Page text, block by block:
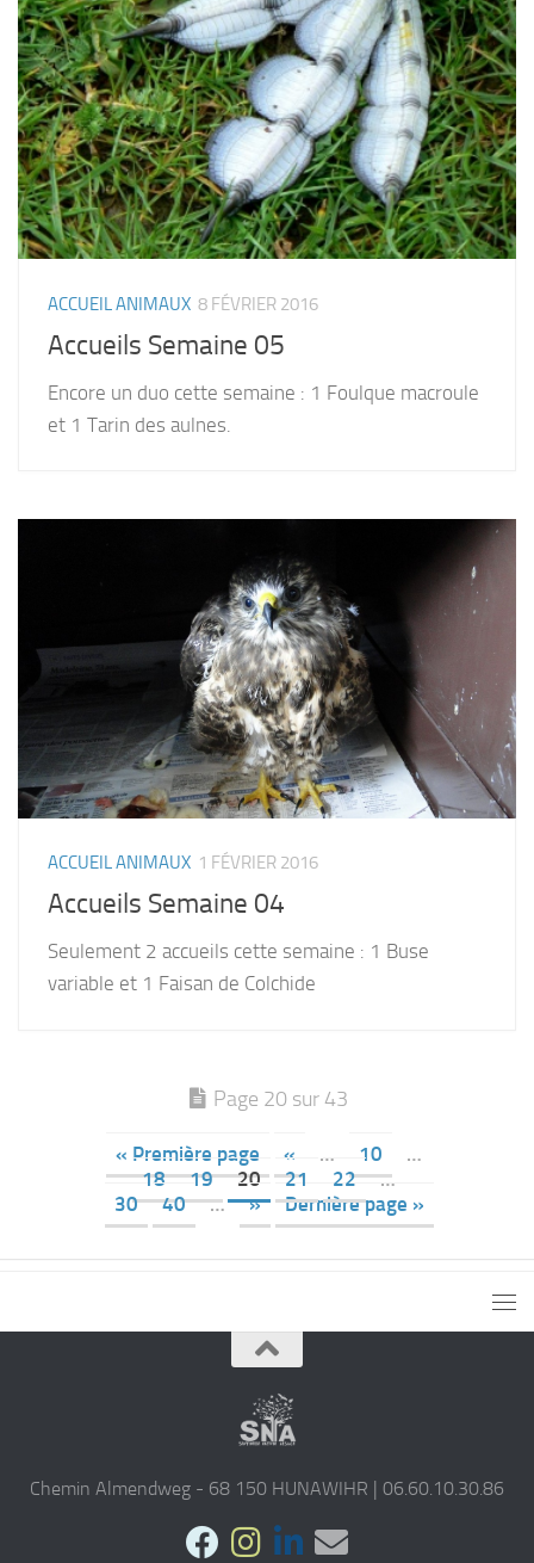
ACCUEIL ANIMAUX 8 FÉVRIER 2016
Accueils Semaine 05
Encore un duo cette semaine : 1 Foulque macroule
et 1 Tarin des aulnes.
ACCUEIL ANIMAUX 1 FÉVRIER 2016
Accueils Semaine 04
Seulement 2 accueils cette semaine : 1 Buse
variable et 1 Faisan de Colchide
Page 20 sur 43
« Première page « … 10
…
18
19 20 21 22
…
30
40 … » Dernière page »
Chemin Almendweg - 68 150 HUNAWIHR | 06.60.10.30.86